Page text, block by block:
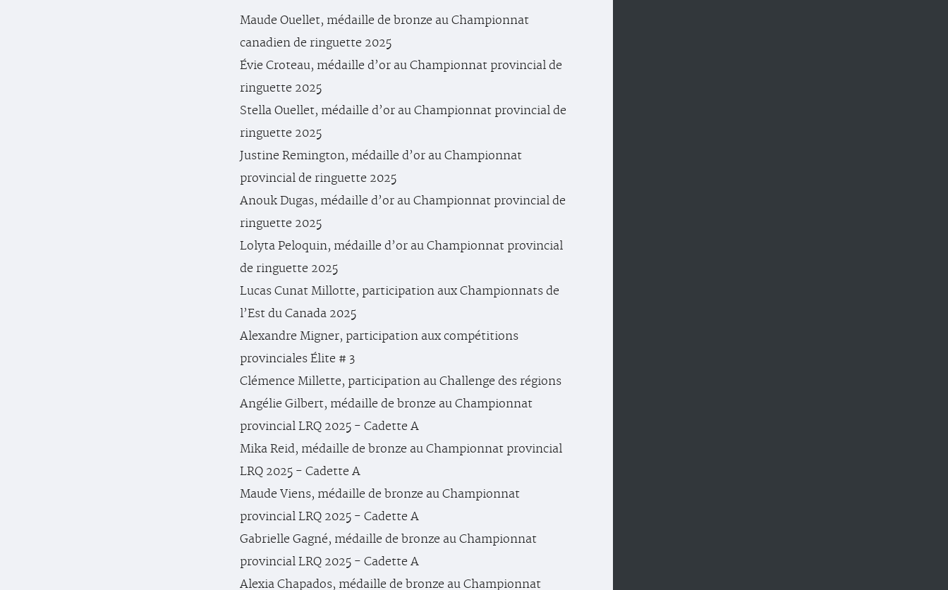
Maude Ouellet, médaille de bronze au Championnat
canadien de ringuette 2025
Évie Croteau, médaille d’or au Championnat provincial de
ringuette 2025
Stella Ouellet, médaille d’or au Championnat provincial de
ringuette 2025
Justine Remington, médaille d’or au Championnat
provincial de ringuette 2025
Anouk Dugas, médaille d’or au Championnat provincial de
ringuette 2025
Lolyta Peloquin, médaille d’or au Championnat provincial
de ringuette 2025
Lucas Cunat Millotte, participation aux Championnats de
l’Est du Canada 2025
Alexandre Migner, participation aux compétitions
provinciales Élite # 3
Clémence Millette, participation au Challenge des régions
Angélie Gilbert, médaille de bronze au Championnat
provincial LRQ 2025 - Cadette A
Mika Reid, médaille de bronze au Championnat provincial
LRQ 2025 - Cadette A
Maude Viens, médaille de bronze au Championnat
provincial LRQ 2025 - Cadette A
Gabrielle Gagné, médaille de bronze au Championnat
provincial LRQ 2025 - Cadette A
Alexia Chapados, médaille de bronze au Championnat